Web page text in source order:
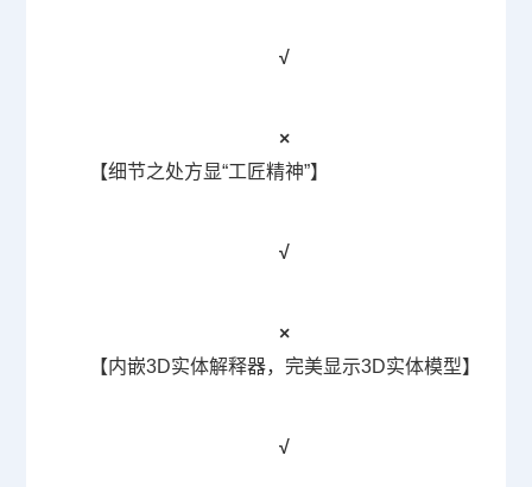
√
×
【细节之处方显“工匠精神”】
√
×
【内嵌3D实体解释器，完美显示3D实体模型】
√